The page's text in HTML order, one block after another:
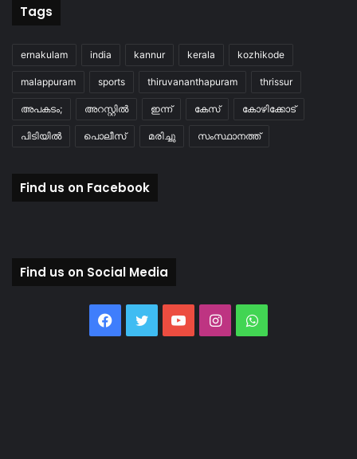
Tags
ernakulam india kannur kerala kozhikode
malappuram sports thiruvananthapuram thrissur
അപകടം; അറസ്റ്റിൽ ഇന്ന് കേസ് കോഴിക്കോട്
പിടിയിൽ പൊലീസ് മരിച്ചു സംസ്ഥാനത്ത്
Find us on Facebook
Find us on Social Media
Facebook
TwitterYouTubeInstagramWhatsApp